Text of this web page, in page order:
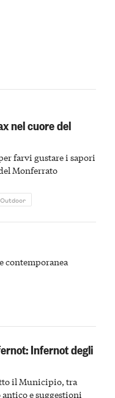
nel cuore del
farvi gustare i sapori
Monferrato
contemporanea
Infernot degli
il Municipio, tra
e suggestioni